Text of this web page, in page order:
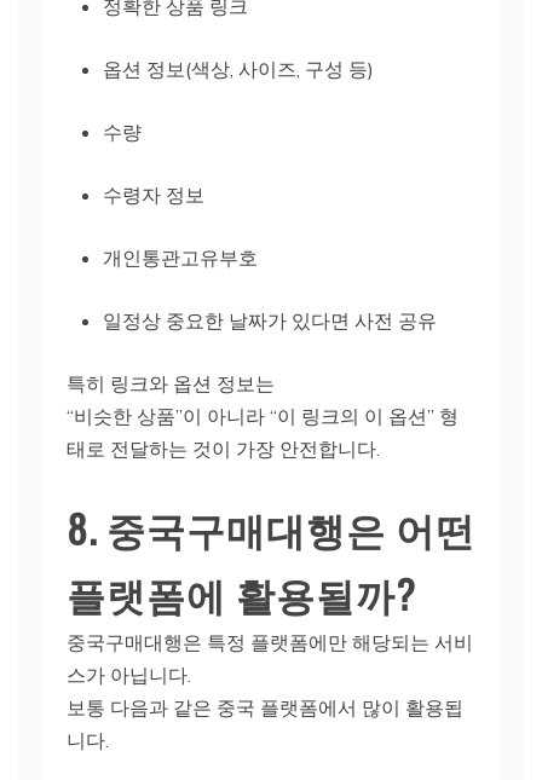
정확한 상품 링크
옵션 정보(색상, 사이즈, 구성 등)
수량
수령자 정보
개인통관고유부호
일정상 중요한 날짜가 있다면 사전 공유
특히 링크와 옵션 정보는
“비슷한 상품”이 아니라 “이 링크의 이 옵션” 형
태로 전달하는 것이 가장 안전합니다.
8. 중국구매대행은 어떤
플랫폼에 활용될까?
중국구매대행은 특정 플랫폼에만 해당되는 서비
스가 아닙니다.
보통 다음과 같은 중국 플랫폼에서 많이 활용됩
니다.